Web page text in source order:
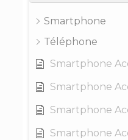
Smartphone
Téléphone
Smartphone
Smartphone
Smartphone
Smartphone